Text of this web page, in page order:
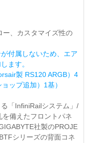
、カスタマイズ性の
付属しないため、エア
ます。
製 RS120 ARGB）4
ップ追加）1基）
「InfiniRailシステム」/
備えたフロントパネ
社製のPROJE
シリーズの背面コネ